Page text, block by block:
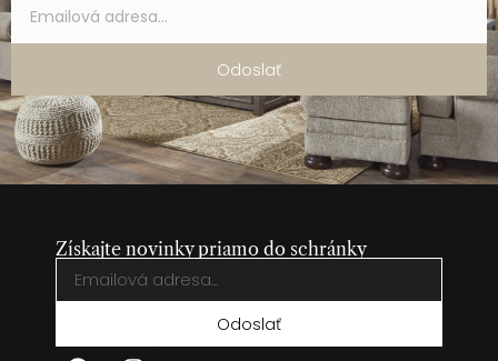
Odoslať
Získajte novinky priamo do schránky
Odoslať